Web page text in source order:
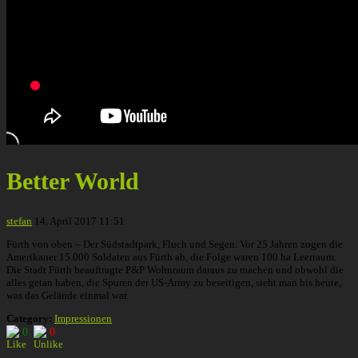
Better World
stefan 14. April 2017 11:51
Fürth von oben – Der Südstadtpark, Fluch und Segen. Vor 25 Jahren zogen die
Amerikaner 15.000 Soldaten aus Fürth ab, die Folge waren 100 ha Leerraum.
Die Stadt Fürth beauftragte P&P Wohnraum daraus zu machen und obwohl die
alles getan haben, die Spuren der US-Army zu beseitigen, sieht man bis heute,
was das Gelände einmal war.
Category: Impressionen
0
0